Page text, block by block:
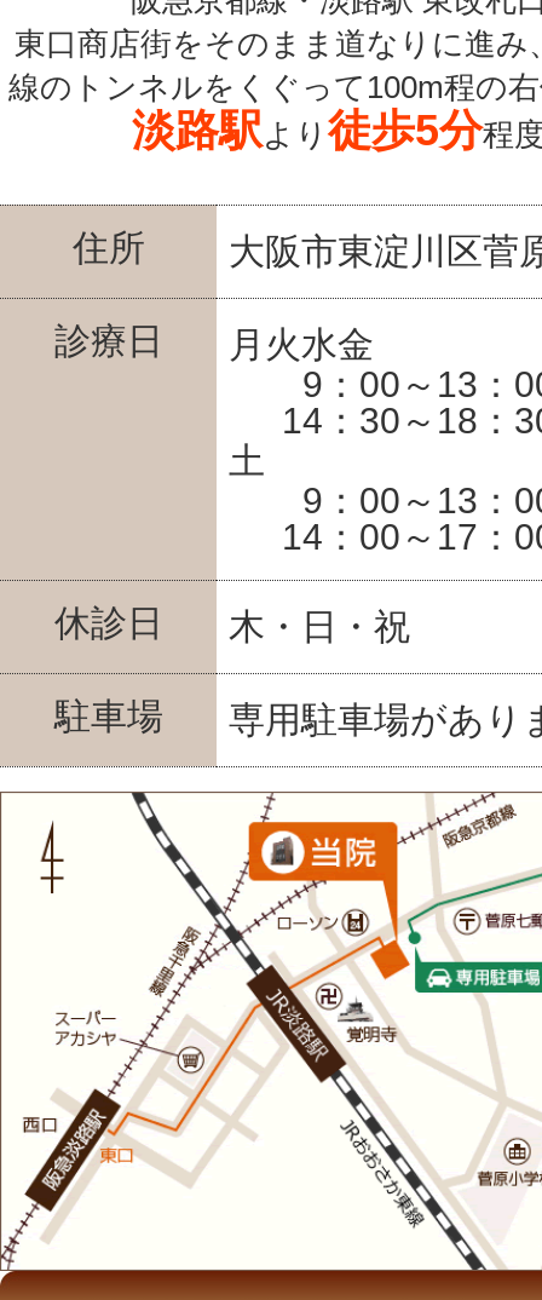
東口商店街をそのまま道なりに進み
線のトンネルをくぐって100m程の
淡路駅より徒歩5分程
住所 大阪市東淀川区菅
診療日
月火水金
9：00～13：
14：30～18：
土
9：00～13：
14：00～17：
休診日 木・日・祝
駐車場 専用駐車場があり